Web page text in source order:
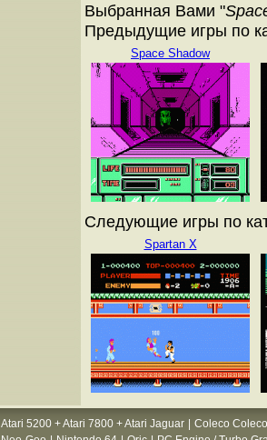
Выбранная Вами "
Предыдущие игры по
Space Shadow
Следующие игры по
Spartan X
Atari 5200 + Atari 7800 + Atari Jaguar
Coleco